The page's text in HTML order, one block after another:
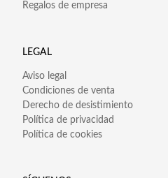
Regalos de empresa
LEGAL
Aviso legal
Condiciones de venta
Derecho de desistimiento
Política de privacidad
Política de cookies